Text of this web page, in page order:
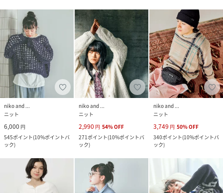
niko and ...
ニット
6,000 円
545ポイント(10%ポイントバ
ック)
niko and ...
ニット
2,990 円 54%OFF
271ポイント(10%ポイントバ
ック)
niko and ...
ニット
3,749 円 50%OFF
340ポイント(10%ポイントバ
ック)